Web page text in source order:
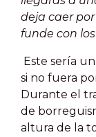
deja caer
funde con
Este sería
si no fuera
Durante el
de
altura de la